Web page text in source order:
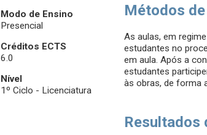
Modo de Ensino
Presencial
Créditos ECTS
6.0
Nível
1º Ciclo - Licenciatura
Métodos
As aulas, em
estudantes no
em aula. Após a
estudantes
às obras, de forma
Resultados